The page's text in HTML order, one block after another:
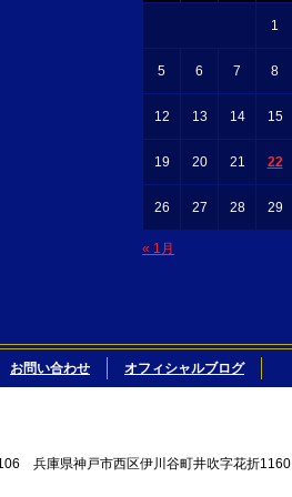
« 1月
1
5 6 7 8
12 13 14 15
19 20 21 22
26 27 28 29
お問い合わせ オフィシャルブログ
兵庫県神戸市西区伊川谷町井吹字花折1160